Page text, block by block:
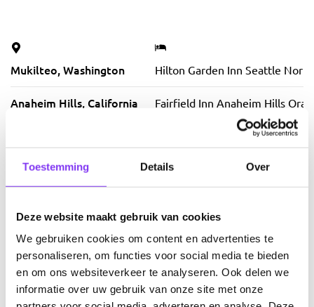
Toestemming Details Over
Deze website maakt gebruik van cookies
We gebruiken cookies om content en advertenties te
personaliseren, om functies voor social media te bieden
en om ons websiteverkeer te analyseren. Ook delen we
informatie over uw gebruik van onze site met onze
Mukilteo, Washington Hilton Garden Inn Seattle
Anaheim Hills, California Fairfield Inn Anaheim Hills
Comfort Inn & Suites Mojave
Las Vegas, Nevada Excalibur Hotel and Casino
Tucson, Arizona WaterWalk Tucson
We geven je graag een impressie van de
accomodaties van dit reisplan. Natuurlijk kan het altijd